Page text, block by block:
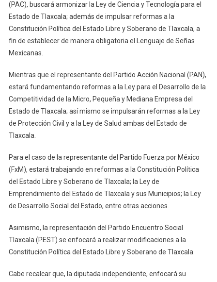
(PAC), buscará armonizar la Ley de Ciencia y Tecnología para el
Estado de Tlaxcala; además de impulsar reformas a la
Constitución Política del Estado Libre y Soberano de Tlaxcala, a
fin de establecer de manera obligatoria el Lenguaje de Señas
Mexicanas.
Mientras que el representante del Partido Acción Nacional (PAN),
estará fundamentando reformas a la Ley para el Desarrollo de la
Competitividad de la Micro, Pequeña y Mediana Empresa del
Estado de Tlaxcala; así mismo se impulsarán reformas a la Ley
de Protección Civil y a la Ley de Salud ambas del Estado de
Tlaxcala.
Para el caso de la representante del Partido Fuerza por México
(FxM), estará trabajando en reformas a la Constitución Política
del Estado Libre y Soberano de Tlaxcala; la Ley de
Emprendimiento del Estado de Tlaxcala y sus Municipios; la Ley
de Desarrollo Social del Estado, entre otras acciones.
Asimismo, la representación del Partido Encuentro Social
Tlaxcala (PEST) se enfocará a realizar modificaciones a la
Constitución Política del Estado Libre y Soberano de Tlaxcala.
Cabe recalcar que, la diputada independiente, enfocará su